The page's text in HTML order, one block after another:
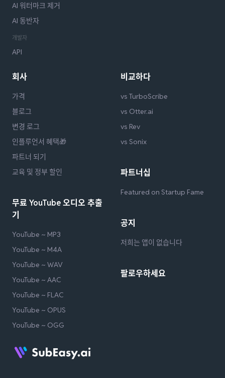
AI 워터마크 제거
AI 동반자
개발자
API
회사
가격
블로그
변경 로그
인플루언서 혜택🎁
파트너 되기
교육 및 정부 할인
무료 YouTube 오디오 추출
기
YouTube ~ MP3
YouTube ~ M4A
YouTube ~ WAV
YouTube ~ AAC
YouTube ~ FLAC
YouTube ~ OPUS
YouTube ~ OGG
비교하다
vs TurboScribe
vs Otter.ai
vs Rev
vs Sonix
파트너십
Featured on Startup Fame
공지
저희는 앱이 없습니다
팔로우하세요